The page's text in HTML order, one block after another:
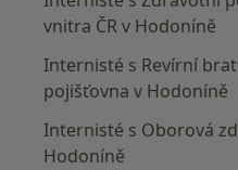
vnitra ČR v Hodoníně
Internisté s Revírní
pojišťovna v Hodoníně
Internisté s Oborová
Hodoníně